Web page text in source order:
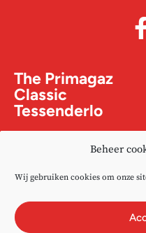
Beheer
Wij gebruiken cookies om onze
The Primagaz
Classic
Tessenderlo
Uitslagen
Bedrijven
Goede doel